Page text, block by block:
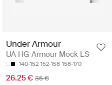
Under Armour
UA HG Armour Mock LS
140-152 152-158 158-170
26.25 € 35 €